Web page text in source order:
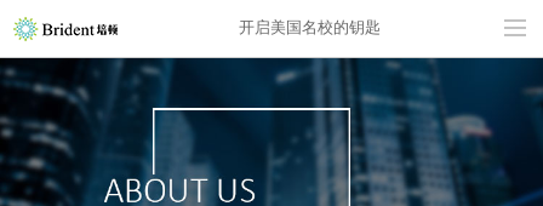
开启美国名校的钥匙